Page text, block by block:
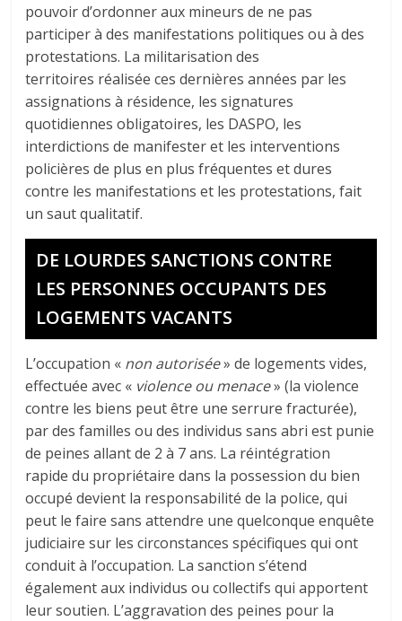
pouvoir d’ordonner aux mineurs de ne pas
participer à des manifestations politiques ou à des
protestations. La militarisation des
territoires réalisée ces dernières années par les
assignations à résidence, les signatures
quotidiennes obligatoires, les DASPO, les
interdictions de manifester et les interventions
policières de plus en plus fréquentes et dures
contre les manifestations et les protestations, fait
un saut qualitatif.
DE LOURDES SANCTIONS CONTRE
LES PERSONNES OCCUPANTS DES
LOGEMENTS VACANTS
L’occupation « non autorisée» de logements vides,
effectuée avec « violence ou menace» (la violence
contre les biens peut être une serrure fracturée),
par des familles ou des individus sans abri est punie
de peines allant de 2 à 7 ans. La réintégration
rapide du propriétaire dans la possession du bien
occupé devient la responsabilité de la police, qui
peut le faire sans attendre une quelconque enquête
judiciaire sur les circonstances spécifiques qui ont
conduit à l’occupation. La sanction s’étend
également aux individus ou collectifs qui apportent
leur soutien. L’aggravation des peines pour la